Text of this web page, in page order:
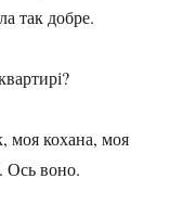
так добре.
моя кохана, моя
Ось воно.